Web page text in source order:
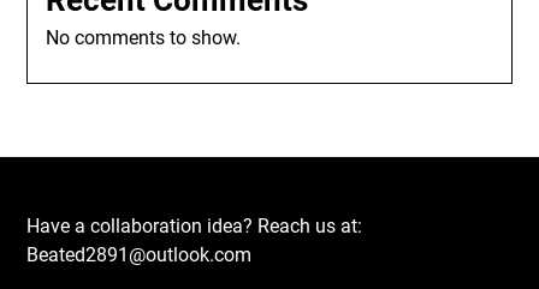
No comments to show.
Have a collaboration idea? Reach us at:
Beated2891@outlook.com